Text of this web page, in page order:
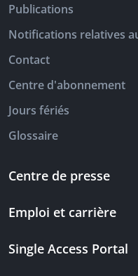
Publications
Notifications relatives
Contact
Centre d'abonnement
Jours fériés
Glossaire
Centre de presse
Emploi et carrière
Single Access Portal